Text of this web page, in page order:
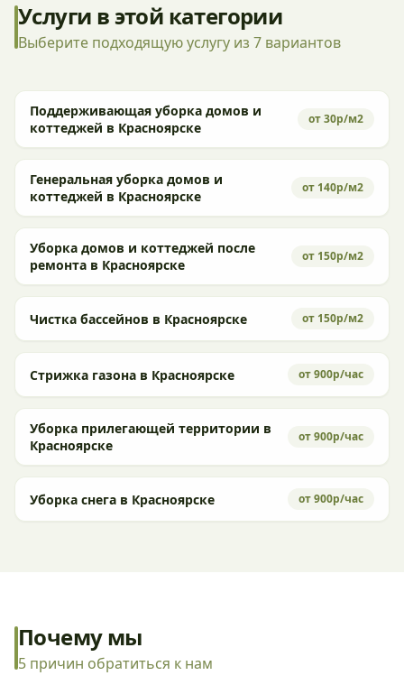
Услуги в этой категории
Выберите подходящую услугу из 7 вариантов
Поддерживающая уборка домов и
коттеджей в Красноярске
от 30р/м2
Генеральная уборка домов и
коттеджей в Красноярске
от 140р/м2
Уборка домов и коттеджей после
ремонта в Красноярске
от 150р/м2
Чистка бассейнов в Красноярске от 150р/м2
Стрижка газона в Красноярске от 900р/час
Уборка прилегающей территории в
Красноярске
от 900р/час
Уборка снега в Красноярске от 900р/час
Почему мы
5 причин обратиться к нам